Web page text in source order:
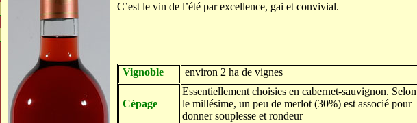
C’est le vin de l’été par excellence, gai et convivial.
Vignoble environ 2 ha de vignes
Cépage
Essentiellement choisies en cabernet-sauvignon. Selon
le millésime, un peu de merlot (30%) est associé pour
donner souplesse et rondeur